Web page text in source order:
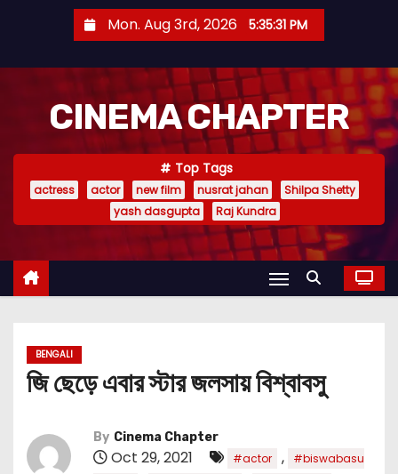
e
Mon. Aug 3rd, 2026 5:35:32 PM
CINEMA CHAPTER
Top Tags
actress actor new film nusrat jahan
Shilpa Shetty
yash dasgupta
Raj Kundra
BENGALI
জি ছেড়ে এবার স্টার জলসায় বিশ্বাবসু
By Cinema Chapter
Oct 29, 2021 #actor ,
#biswabasu